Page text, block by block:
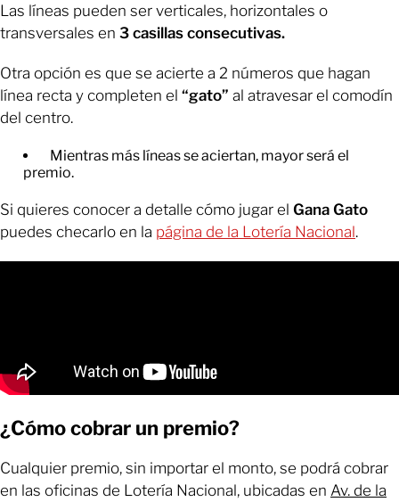
Las líneas pueden ser verticales, horizontales o
transversales en 3 casillas consecutivas.
Otra opción es que se acierte a 2 números que hagan
línea recta y completen el “gato” al atravesar el comodín
del centro.
Mientras más líneas se aciertan, mayor será el
premio.
Si quieres conocer a detalle cómo jugar el Gana Gato
puedes checarlo en la página de la Lotería Nacional.
¿Cómo cobrar un premio?
Cualquier premio, sin importar el monto, se podrá cobrar
en las oficinas de Lotería Nacional, ubicadas en Av. de la